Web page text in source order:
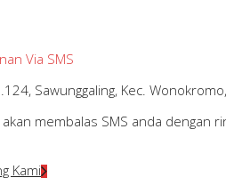
Via SMS
Sawunggaling, Kec.
membalas SMS anda
Kami